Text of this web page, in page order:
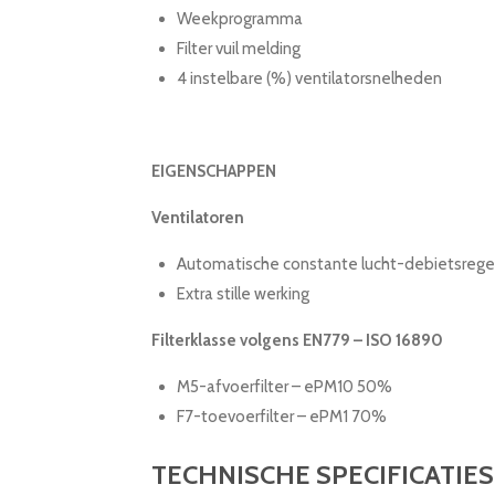
Weekprogramma
Filter vuil melding
4 instelbare (%) ventilatorsnelheden
EIGENSCHAPPEN
Ventilatoren
Automatische constante lucht-
Extra stille werking
Filterklasse volgens EN779 – ISO 16890
M5-afvoerfilter – ePM10 50%
F7-toevoerfilter – ePM1 70%
TECHNISCHE SPECIFICATIES